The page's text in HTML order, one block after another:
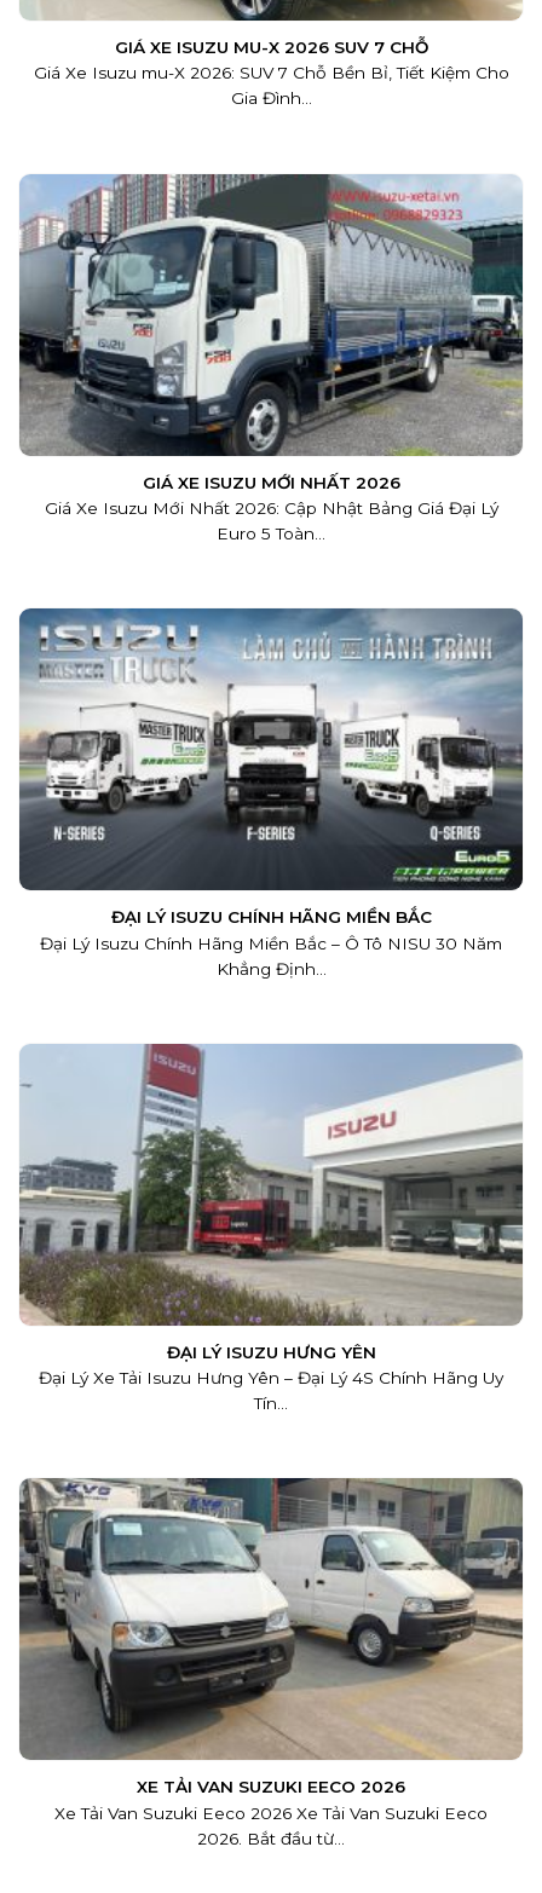
GIÁ XE ISUZU MU-X 2026 SUV 7 CHỖ
Giá Xe Isuzu mu-X 2026: SUV 7 Chỗ Bền Bỉ, Tiết Kiệm Cho
Gia Đình...
GIÁ XE ISUZU MỚI NHẤT 2026
Giá Xe Isuzu Mới Nhất 2026: Cập Nhật Bảng Giá Đại Lý
Euro 5 Toàn...
ĐẠI LÝ ISUZU CHÍNH HÃNG MIỀN BẮC
Đại Lý Isuzu Chính Hãng Miền Bắc – Ô Tô NISU 30 Năm
Khẳng Định...
ĐẠI LÝ ISUZU HƯNG YÊN
Đại Lý Xe Tải Isuzu Hưng Yên – Đại Lý 4S Chính Hãng Uy
Tín...
XE TẢI VAN SUZUKI EECO 2026
Xe Tải Van Suzuki Eeco 2026 Xe Tải Van Suzuki Eeco
2026. Bắt đầu từ...